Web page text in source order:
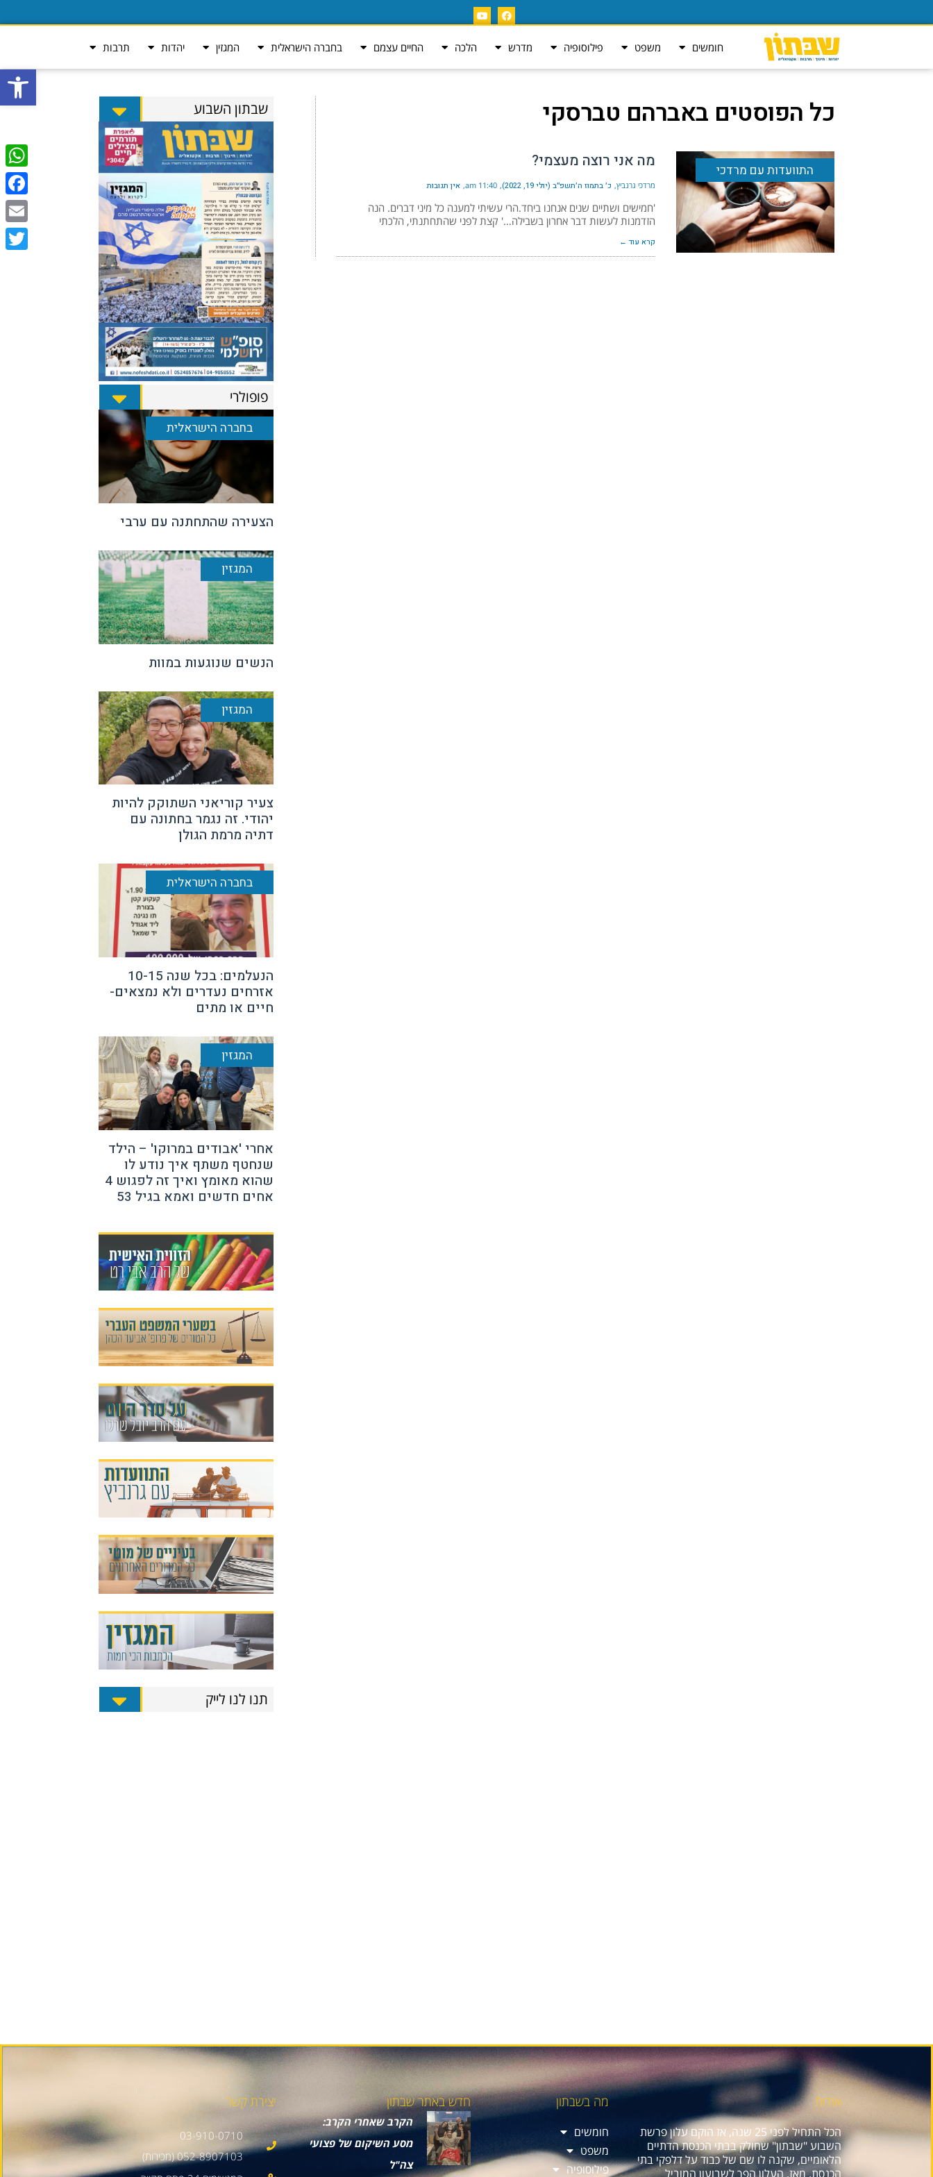
פתח
חומשים משפט פילוסופיה מדרש הלכה החיים עצמם בחברה הישראלית המגזין יהדות תרבות
כל הפוסטים באברהם טברסקי
התוועדות עם מרדכי מה אני רוצה מעצמי?
מרדכי גרנביץ כ׳ בתמוז ה׳תשפ״ב (יולי 19, 2022) 11:40 am אין תגובות
'חמישים ושתיים שנים אנחנו ביחד.הרי עשיתי למענה כל מיני דברים. הנה
הזדמנות לעשות דבר אחרון בשבילה…' קצת לפני שהתחתנתי, הלכתי
קרא עוד ←
שבתון השבוע
פופולרי
בחברה הישראלית
הצעירה שהתחתנה עם ערבי
המגזין
הנשים שנוגעות במוות
המגזין
צעיר קוריאני השתוקק להיות
יהודי. זה נגמר בחתונה עם
דתיה מרמת הגולן
בחברה הישראלית
הנעלמים: בכל שנה 10-15
אזרחים נעדרים ולא נמצאים-
חיים או מתים
המגזין
אחרי 'אבודים במרוקו' – הילד
שנחטף משתף איך נודע לו
שהוא מאומץ ואיך זה לפגוש 4
אחים חדשים ואמא בגיל 53
תנו לנו לייק
אודות
הכל התחיל לפני 25 שנה, אז הוקם עלון פרשת
השבוע "שבתון" שחולק בבתי הכנסת הדתיים
הלאומיים, שקנה לו שם של כבוד על דלפקי בתי
הכנסת. מאז, העלון הפך לשבועון המוביל
מה בשבתון
חומשים
משפט
פילוסופיה
חדש באתר שבתון
הקרב שאחרי הקרב:
מסע השיקום של פצועי
צה"ל
יצירת קשר
03-910-0710
052-8907103 (מכירות)
Email